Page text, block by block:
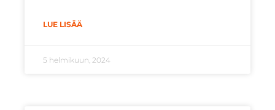
LUE LISÄÄ
5 helmikuun, 2024